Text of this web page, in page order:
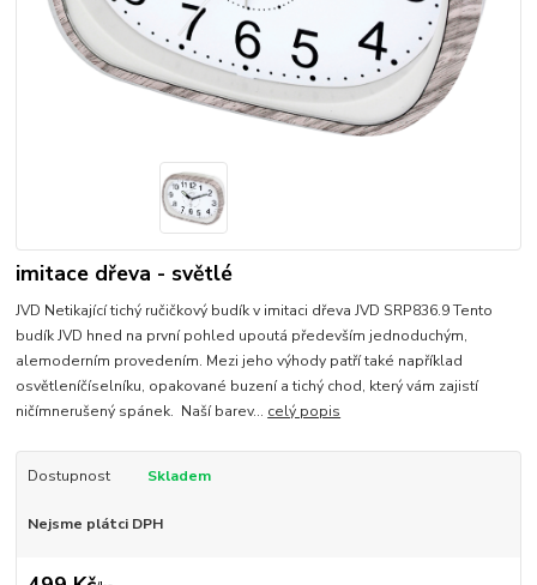
imitace dřeva - světlé
JVD Netikající tichý ručičkový budík v imitaci dřeva JVD SRP836.9 Tento
budík JVD hned na první pohled upoutá především jednoduchým,
alemoderním provedením. Mezi jeho výhody patří také například
osvětleníčíselníku, opakované buzení a tichý chod, který vám zajistí
ničímnerušený spánek. Naší barev... celý popis
Dostupnost Skladem
Nejsme plátci DPH